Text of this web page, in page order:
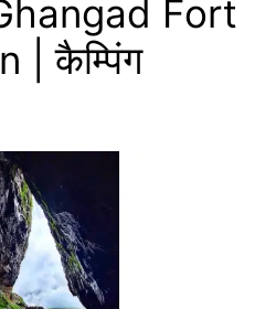
Fort
| कैम्पिंग